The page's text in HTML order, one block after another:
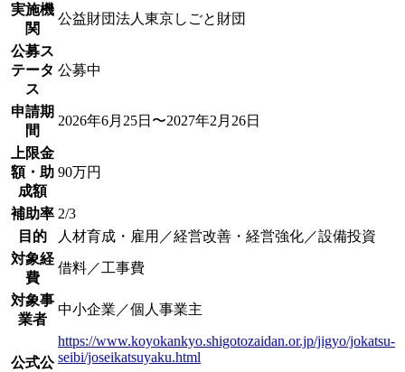
実施機
関
公益財団法人東京しごと財団
公募ス
テータ
ス
公募中
申請期
間
2026年6月25日〜2027年2月26日
上限金
額・助
成額
90万円
補助率 2/3
目的
人材育成・雇用／経営改善・経営強化／設備投資
対象経
費
借料／工事費
対象事
業者
中小企業／個人事業主
公式公
https://www.koyokankyo.shigotozaidan.or.jp/jigyo/jokatsu-
seibi/joseikatsuyaku.html